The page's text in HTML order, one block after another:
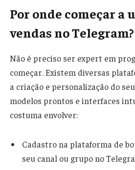
Por onde começar a
vendas no Telegram?
Não é preciso ser expert em
começar. Existem diversas
a criação e personalização do
modelos prontos e interfaces
costuma envolver:
Cadastro na plataforma de
seu canal ou grupo no